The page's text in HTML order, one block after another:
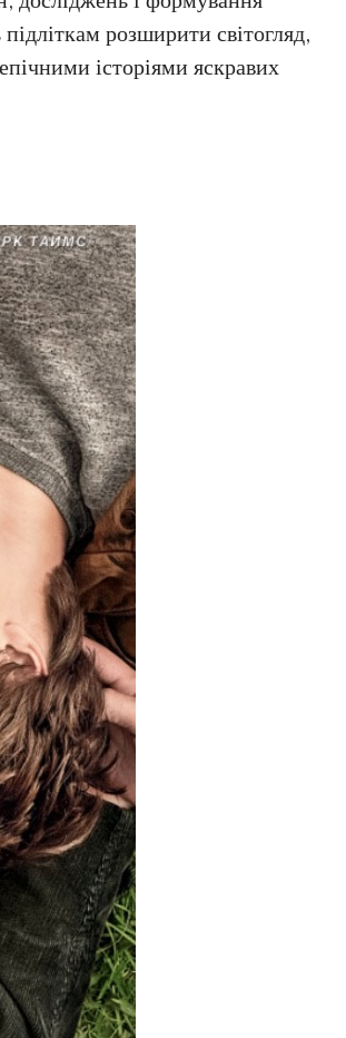
розширити світогляд,
історіями яскравих